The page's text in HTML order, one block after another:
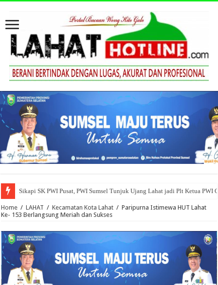
Sikapi SK PWI Pusat, PWI Sumsel Tunjuk Ujang Lahat jadi Plt Ketua PWI
Home / LAHAT / Kecamatan Kota Lahat / Paripurna Istimewa HUT Lahat
Ke- 153 Berlangsung Meriah dan Sukses